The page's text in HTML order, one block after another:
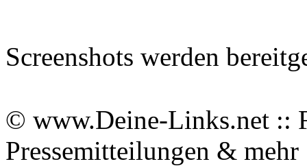
Screenshots werden
© www.Deine-Links.net ::
Pressemitteilungen &